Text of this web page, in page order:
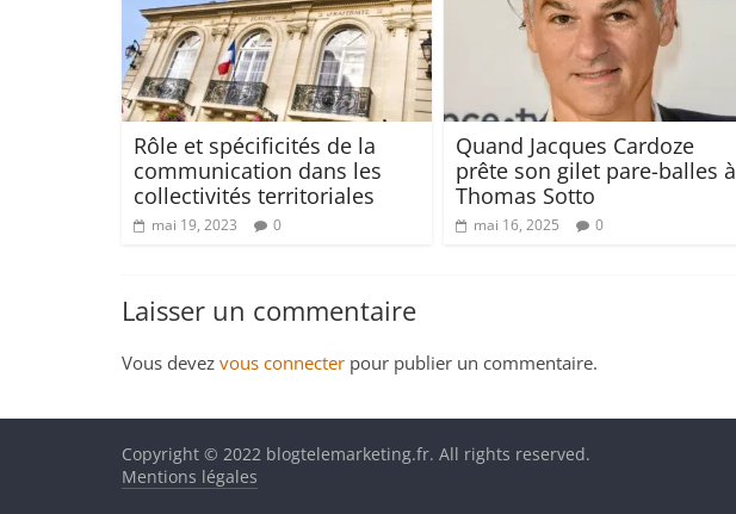
Rôle et spécificités de la
communication dans les
collectivités territoriales
mai 19, 2023 0
Quand Jacques Cardoze
prête son gilet pare-balles à
Thomas Sotto
mai 16, 2025 0
Laisser un commentaire
Vous devez vous connecter pour publier un commentaire.
Copyright © 2022 blogtelemarketing.fr. All rights reserved.
Mentions légales